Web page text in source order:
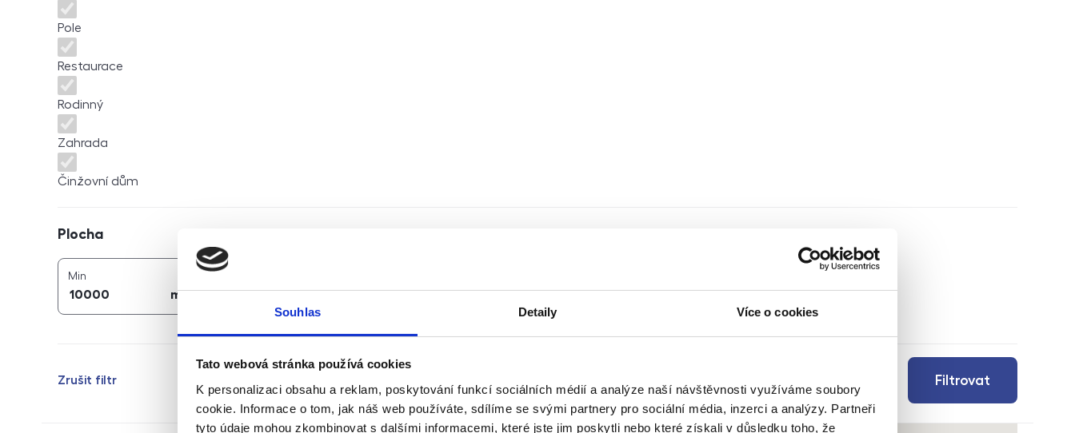
Souhlas Detaily Více o cookies
Tato webová stránka používá cookies
K personalizaci obsahu a reklam, poskytování funkcí sociálních médií a analýze naší návštěvnosti využíváme soubory
cookie. Informace o tom, jak náš web používáte, sdílíme se svými partnery pro sociální média, inzerci a analýzy. Partneři
tyto údaje mohou zkombinovat s dalšími informacemi, které jste jim poskytli nebo které získali v důsledku toho, že
Pole
Restaurace
Rodinný
Zahrada
Činžovní dům
Plocha
Min
m2 m2
Filtrovat
Zrušit filtr